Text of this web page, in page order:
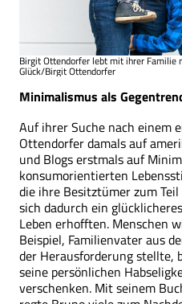
Birgit Ottendorfer lebt mit ihrer Familie
Glück/Birgit Ottendorfer
Minimalismus als
Auf ihrer Suche nach einem
Ottendorfer damals auf
und Blogs erstmals auf
konsumorientierten
die ihre Besitztümer zum
sich dadurch ein
Leben erhofften. Menschen
Beispiel, Familienvater aus
der Herausforderung stellte,
seine persönlichen
verschenken. Mit seinem